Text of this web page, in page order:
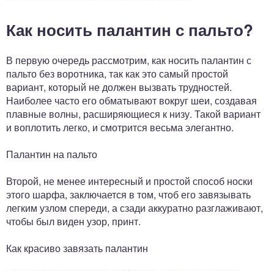
Как носить палантин с пальто?
В первую очередь рассмотрим, как носить палантин с
пальто без воротника, так как это самый простой
вариант, который не должен вызвать трудностей.
Наиболее часто его обматывают вокруг шеи, создавая
плавные волны, расширяющиеся к низу. Такой вариант
и воплотить легко, и смотрится весьма элегантно.
Палантин на пальто
Второй, не менее интересный и простой способ носки
этого шарфа, заключается в том, чтоб его завязывать
легким узлом спереди, а сзади аккуратно разглаживают,
чтобы был виден узор, принт.
Как красиво завязать палантин